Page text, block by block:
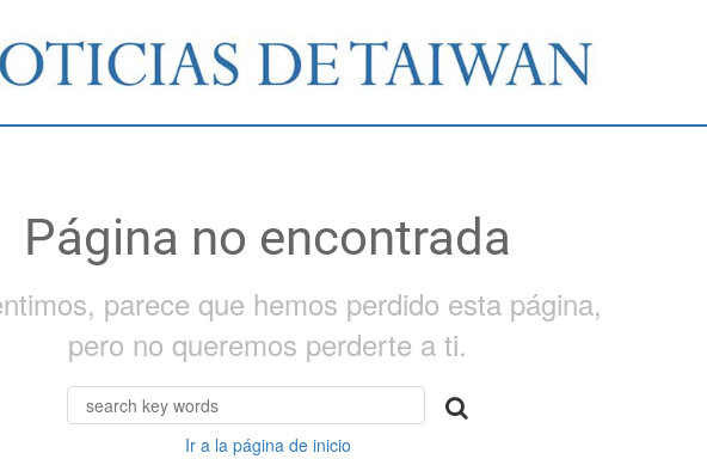
Página no encontrada
parece que hemos perdido esta página,
pero no queremos perderte a ti.
Ir a la página de inicio